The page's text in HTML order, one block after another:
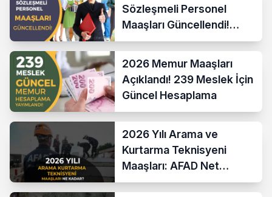
Sözleşmeli Personel
Maaşları Güncellendi!
Hesaplama Formülü ve
2026 Memur Maaşları
Açıklandı! 239 Meslek İçin
Güncel Hesaplama
2026 Yılı Arama ve
Kurtarma Teknisyeni
Maaşları: AFAD Net
Bordro Tablosu